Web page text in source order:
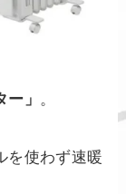
」 。
を使わず速暖